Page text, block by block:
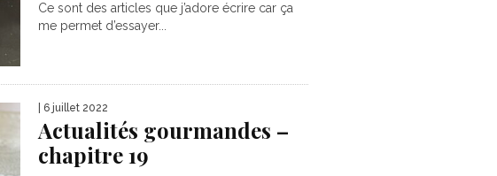
Ce sont des articles que j’adore écrire car ça
me permet d’essayer...
| 6 juillet 2022
Actualités gourmandes –
chapitre 19